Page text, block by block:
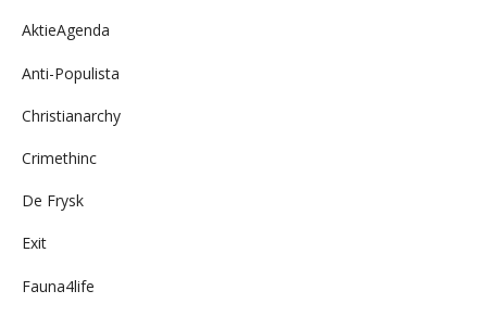
AktieAgenda
Anti-Populista
Christianarchy
Crimethinc
De Frysk
Exit
Fauna4life